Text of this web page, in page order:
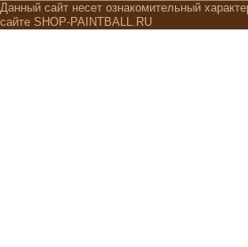
Данный сайт несет ознакомительный
сайте SHOP-PAINTBALL.RU